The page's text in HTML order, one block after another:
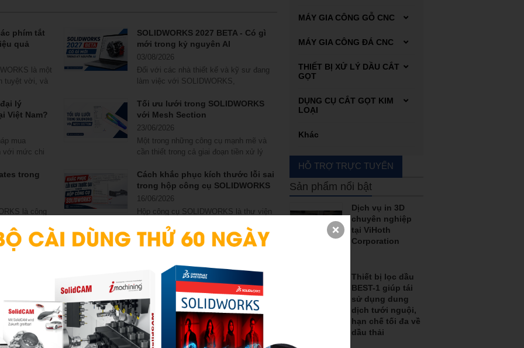
phím tắt
quả
là một
tuyệt vời, và
SOLIDWORKS 2027 BETA - Có gì
mới trong kỷ nguyên AI
03/08/2026
Đối với các nhà thiết kế và kỹ sư đang
làm việc với SOLIDWORKS,
hội...
lý
Việt Nam?
mua
với mức chi
Tối ưu lưới trong SOLIDWORKS
với Mesh Section
23/06/2026
Một trong những công cụ mạnh mẽ và
cần thiết trong cả giai đoạn tiền xử lý
trong
là công
Cách khắc phục kích thước lỗi sai
trong hộp công cụ SOLIDWORKS
16/06/2026
Hộp công cụ SOLIDWORKS là thư viện
đệm… giúp người dùng...
trục Index
Đại lý SOLIDWORKS 2026 Báo giá
06/04/2026
Phiên bản SOLIDWORKS 2026 ra mắt
với khả năng xử lý nhanh hơn, mô
phỏng chính xác hơn và trải nghiệm...
trong
Checklist các đại lý SOLIDWORkS
chính hãng tại Việt Nam
27/03/2026
Dụng cụ đo Mitutoyo
Thiết bị đo kiểm
MÁY GIA CÔNG GỖ CNC
Máy phay gỗ CNC
Máy tiện gỗ CNC
MÁY GIA CÔNG ĐÁ CNC
Carbide end mill
THIẾT BỊ XỬ LÝ DẦU CẮT
GỌT
Thiết bị xử lý dung dịch
tưới nguội
Thiết bị xử lý mạt sắt bùn
lắng
DỤNG CỤ CẮT GỌT KIM
LOẠI
Automatic lathes
Boring bar
Carbide end mill
Grooving
Machine accessories
Rapid_drill_(U-drill)
Khác
HỖ TRỢ TRỰC TUYẾN
Sản phẩm nổi bật
Dịch vụ in 3D
chuyên nghiệp
tại ViHoth
Corporation
Thiết bị lọc dầu
BEST-1 giúp tái
sử dụng dung
dịch tưới nguội,
hạn chế tối đa về
dầu thải